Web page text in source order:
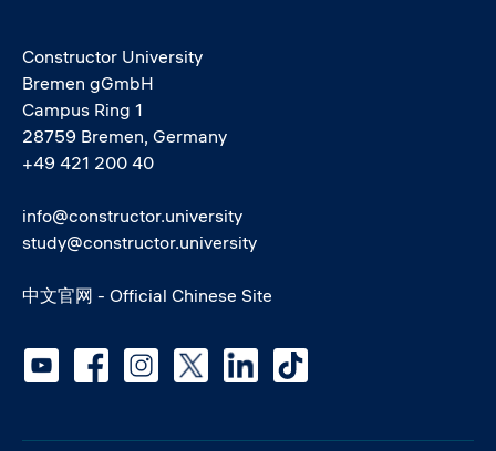
Constructor University
Bremen gGmbH
Campus Ring 1
28759 Bremen, Germany
+49 421 200 40
info@constructor.university
study@constructor.university
中文官网 - Official Chinese Site
Social media